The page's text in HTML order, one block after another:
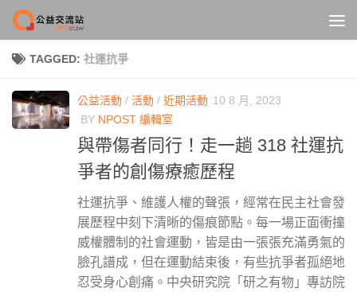
Skip to content
TAGGED: 社運抗爭
公益活動 / 活動 / 近期活動 10 8 月, 2023
BY NPOST 編輯室
與帶傷者同行！走一趟 318 社運抗
爭者的創傷療癒歷程
社運抗爭、維護人權的聲張，經常在民主社會發
展歷程中刻下清晰的傷痕節點。每一場正面衝撞
威權體制的社會運動，皆是由一張張充滿勇氣的
臉孔譜成，但在運動結束後，有些抗爭者孤絕地
忍受身心創痛。中央研究院「研之有物」專訪院